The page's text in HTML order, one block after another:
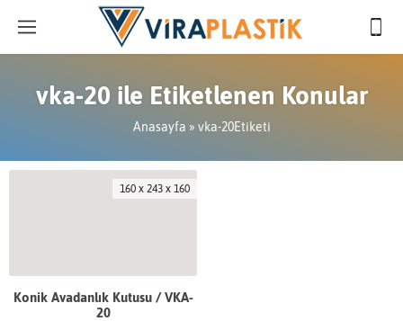
vka-20 ile Etiketlenen Konular
Anasayfa » vka-20Etiketi
160 x 243 x 160
Konik Avadanlık Kutusu / VKA-
20